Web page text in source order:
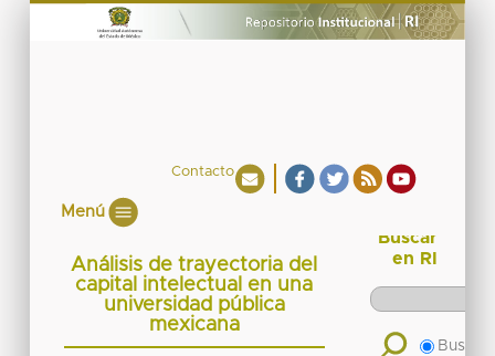
Contacto
Menú
Análisis de trayectoria del
capital intelectual en una
universidad pública
mexicana
Buscar
en RI
Buscar